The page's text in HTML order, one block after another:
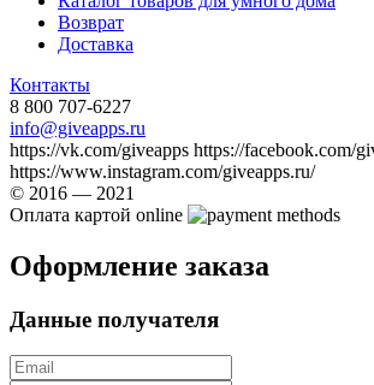
Возврат
Доставка
Контакты
8 800 707-6227
info@giveapps.ru
https://vk.com/giveapps https://facebook.com/
https://www.instagram.com/giveapps.ru/
© 2016 — 2021
Оплата картой online
Оформление заказа
Данные получателя